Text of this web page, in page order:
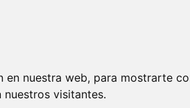
nuestra web, para mostrarte
visitantes.